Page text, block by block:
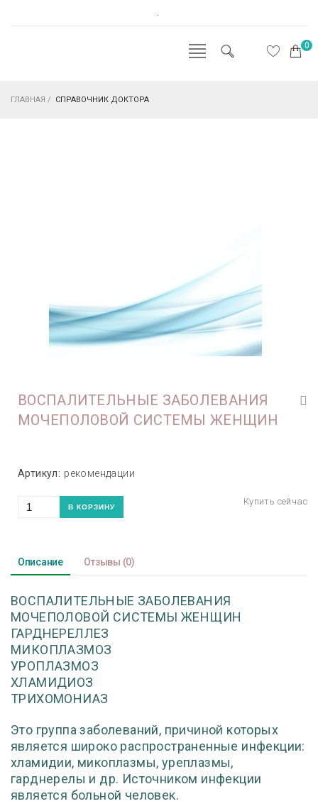
.
0
ГЛАВНАЯ / СПРАВОЧНИК ДОКТОРА
ВОСПАЛИТЕЛЬНЫЕ ЗАБОЛЕВАНИЯ
МОЧЕПОЛОВОЙ СИСТЕМЫ ЖЕНЩИН
Артикул: рекомендации
Описание Отзывы (0)
ВОСПАЛИТЕЛЬНЫЕ ЗАБОЛЕВАНИЯ
МОЧЕПОЛОВОЙ СИСТЕМЫ ЖЕНЩИН
ГАРДНЕРЕЛЛЕЗ
МИКОПЛАЗМОЗ
УРОПЛАЗМОЗ
ХЛАМИДИОЗ
ТРИХОМОНИАЗ
Это группа заболеваний, причиной которых
является широко распространенные инфекции:
хламидии, микоплазмы, уреплазмы,
гарднерелы и др. Источником инфекции
является больной человек.